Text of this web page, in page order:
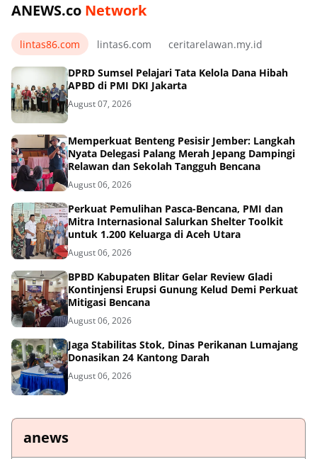
ANEWS.co Network
lintas86.com lintas6.com ceritarelawan.my.id
DPRD Sumsel Pelajari Tata Kelola Dana Hibah
APBD di PMI DKI Jakarta
August 07, 2026
Memperkuat Benteng Pesisir Jember: Langkah
Nyata Delegasi Palang Merah Jepang Dampingi
Relawan dan Sekolah Tangguh Bencana
August 06, 2026
Perkuat Pemulihan Pasca-Bencana, PMI dan
Mitra Internasional Salurkan Shelter Toolkit
untuk 1.200 Keluarga di Aceh Utara
August 06, 2026
BPBD Kabupaten Blitar Gelar Review Gladi
Kontinjensi Erupsi Gunung Kelud Demi Perkuat
Mitigasi Bencana
August 06, 2026
Jaga Stabilitas Stok, Dinas Perikanan Lumajang
Donasikan 24 Kantong Darah
August 06, 2026
anews